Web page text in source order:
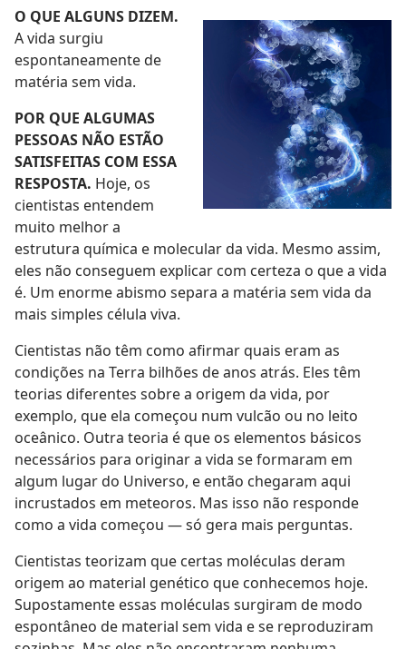
O QUE ALGUNS DIZEM.
A vida surgiu
espontaneamente de
matéria sem vida.
POR QUE ALGUMAS
PESSOAS NÃO ESTÃO
SATISFEITAS COM ESSA
RESPOSTA. Hoje, os
cientistas entendem
muito melhor a
estrutura química e molecular da vida. Mesmo assim,
eles não conseguem explicar com certeza o que a vida
é. Um enorme abismo separa a matéria sem vida da
mais simples célula viva.
Cientistas não têm como afirmar quais eram as
condições na Terra bilhões de anos atrás. Eles têm
teorias diferentes sobre a origem da vida, por
exemplo, que ela começou num vulcão ou no leito
oceânico. Outra teoria é que os elementos básicos
necessários para originar a vida se formaram em
algum lugar do Universo, e então chegaram aqui
incrustados em meteoros. Mas isso não responde
como a vida começou — só gera mais perguntas.
Cientistas teorizam que certas moléculas deram
origem ao material genético que conhecemos hoje.
Supostamente essas moléculas surgiram de modo
espontâneo de material sem vida e se reproduziram